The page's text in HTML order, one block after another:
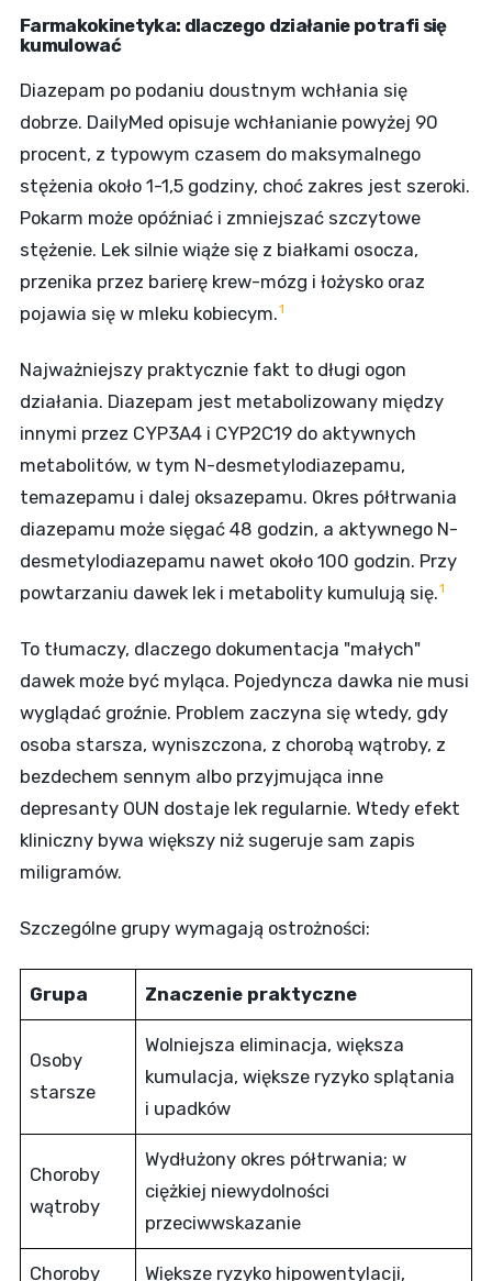
Farmakokinetyka: dlaczego działanie potrafi się
kumulować
Diazepam po podaniu doustnym wchłania się
dobrze. DailyMed opisuje wchłanianie powyżej 90
procent, z typowym czasem do maksymalnego
stężenia około 1-1,5 godziny, choć zakres jest szeroki.
Pokarm może opóźniać i zmniejszać szczytowe
stężenie. Lek silnie wiąże się z białkami osocza,
przenika przez barierę krew-mózg i łożysko oraz
pojawia się w mleku kobiecym.1
Najważniejszy praktycznie fakt to długi ogon
działania. Diazepam jest metabolizowany między
innymi przez CYP3A4 i CYP2C19 do aktywnych
metabolitów, w tym N-desmetylodiazepamu,
temazepamu i dalej oksazepamu. Okres półtrwania
diazepamu może sięgać 48 godzin, a aktywnego N-
desmetylodiazepamu nawet około 100 godzin. Przy
powtarzaniu dawek lek i metabolity kumulują się.1
To tłumaczy, dlaczego dokumentacja "małych"
dawek może być myląca. Pojedyncza dawka nie musi
wyglądać groźnie. Problem zaczyna się wtedy, gdy
osoba starsza, wyniszczona, z chorobą wątroby, z
bezdechem sennym albo przyjmująca inne
depresanty OUN dostaje lek regularnie. Wtedy efekt
kliniczny bywa większy niż sugeruje sam zapis
miligramów.
Szczególne grupy wymagają ostrożności:
Grupa Znaczenie praktyczne
Osoby
starsze
Wolniejsza eliminacja, większa
kumulacja, większe ryzyko splątania
i upadków
Choroby
wątroby
Wydłużony okres półtrwania; w
ciężkiej niewydolności
przeciwwskazanie
Choroby Większe ryzyko hipowentylacji,